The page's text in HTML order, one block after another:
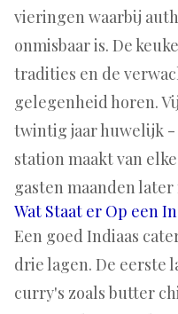
vieringen waarbij
onmisbaar is. De
tradities en de
gelegenheid horen.
twintig jaar huwelijk -
station maakt van
gasten maanden
Wat Staat er Op een
Een goed Indiaas
drie lagen. De eerste
curry's zoals butter